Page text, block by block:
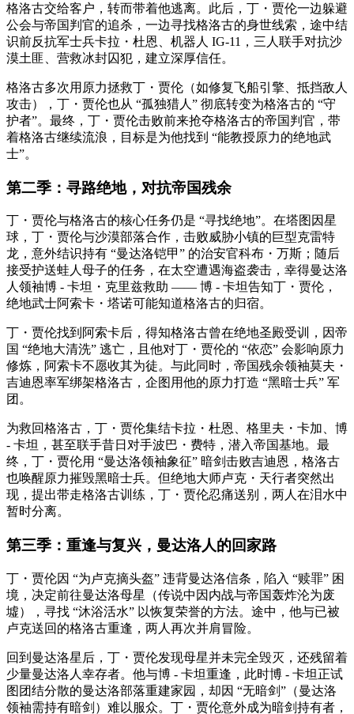
格洛古交给客户，转而带着他逃离。此后，丁・贾伦一边躲避
公会与帝国判官的追杀，一边寻找格洛古的身世线索，途中结
识前反抗军士兵卡拉・杜恩、机器人 IG-11，三人联手对抗沙
漠土匪、营救冰封囚犯，建立深厚信任。
格洛古多次用原力拯救丁・贾伦（如修复飞船引擎、抵挡敌人
攻击），丁・贾伦也从 “孤独猎人” 彻底转变为格洛古的 “守
护者”。最终，丁・贾伦击败前来抢夺格洛古的帝国判官，带
着格洛古继续流浪，目标是为他找到 “能教授原力的绝地武
士”。
第二季：寻路绝地，对抗帝国残余
丁・贾伦与格洛古的核心任务仍是 “寻找绝地”。在塔图因星
球，丁・贾伦与沙漠部落合作，击败威胁小镇的巨型克雷特
龙，意外结识持有 “曼达洛铠甲” 的治安官科布・万斯；随后
接受护送蛙人母子的任务，在太空遭遇海盗袭击，幸得曼达洛
人领袖博 - 卡坦・克里兹救助 —— 博 - 卡坦告知丁・贾伦，
绝地武士阿索卡・塔诺可能知道格洛古的归宿。
丁・贾伦找到阿索卡后，得知格洛古曾在绝地圣殿受训，因帝
国 “绝地大清洗” 逃亡，且他对丁・贾伦的 “依恋” 会影响原力
修炼，阿索卡不愿收其为徒。与此同时，帝国残余领袖莫夫・
吉迪恩率军绑架格洛古，企图用他的原力打造 “黑暗士兵” 军
团。
为救回格洛古，丁・贾伦集结卡拉・杜恩、格里夫・卡加、博
- 卡坦，甚至联手昔日对手波巴・费特，潜入帝国基地。最
终，丁・贾伦用 “曼达洛领袖象征” 暗剑击败吉迪恩，格洛古
也唤醒原力摧毁黑暗士兵。但绝地大师卢克・天行者突然出
现，提出带走格洛古训练，丁・贾伦忍痛送别，两人在泪水中
暂时分离。
第三季：重逢与复兴，曼达洛人的回家路
丁・贾伦因 “为卢克摘头盔” 违背曼达洛信条，陷入 “赎罪” 困
境，决定前往曼达洛母星（传说中因内战与帝国轰炸沦为废
墟），寻找 “沐浴活水” 以恢复荣誉的方法。途中，他与已被
卢克送回的格洛古重逢，两人再次并肩冒险。
回到曼达洛星后，丁・贾伦发现母星并未完全毁灭，还残留着
少量曼达洛人幸存者。他与博 - 卡坦重逢，此时博 - 卡坦正试
图团结分散的曼达洛部落重建家园，却因 “无暗剑”（曼达洛
领袖需持有暗剑）难以服众。丁・贾伦意外成为暗剑持有者，